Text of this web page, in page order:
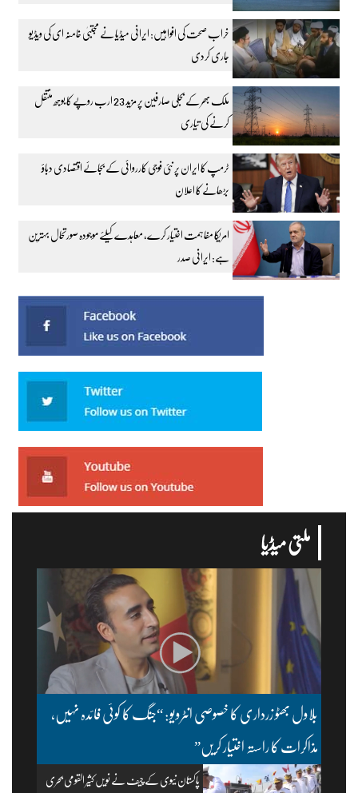
خراب صحت کی افواہیں: ایرانی میڈیا نے مجتبیٰ خامنہ ای کی ویڈیو
جاری کردی
ملک بھر کے بجلی صارفین پر مزید 23 ارب روپے کا بوجھ منتقل
کرنے کی تیاری
ٹرمپ کا ایران پر نئی فوجی کارروائی کے بجائے اقتصادی دباؤ
بڑھانے کا اعلان
امریکا مفاہمت اختیار کرے، معاہدے کیلئے موجودہ صورتحال بہترین
ہے: ایرانی صدر
ملتی میڈیا
بلاول بھٹو زرداری کا خصوصی انٹرویو: “جنگ کا کوئی فائدہ نہیں،
مذاکرات کا راستہ اختیار کریں”
پاکستان نیوی کے چیف نے نویں کثیر القومی بحری